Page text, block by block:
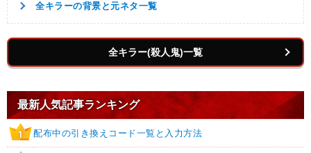
全キラーの背景と元ネタ一覧
全キラー(殺人鬼)一覧
最新人気記事ランキング
1 配布中の引き換えコード一覧と入力方法